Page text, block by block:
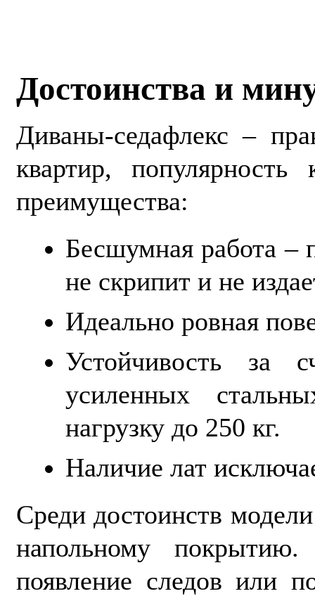
Достоинства и
Диваны-седафлекс –
квартир, популярность
преимущества:
Бесшумная работа –
не скрипит и не
Идеально ровная
Устойчивость за
усиленных
нагрузку до 250 кг.
Наличие лат
Среди достоинств
напольному покрытию.
появление следов или